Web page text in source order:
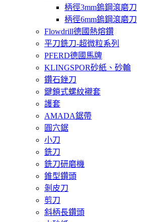
柄徑3mm鎢鋼滾磨刀
柄徑6mm鎢鋼滾磨刀
Flowdrill德國熱熔鑽
平刀銑刀-超微粒系列
PFERD德國馬牌
KLINGSPOR砂紙、砂輪
鑽石銼刀
鍵鎖式螺紋襯套
護套
AMADA鋸帶
圓穴鋸
小刀
銑刀
銑刀研磨機
錐型鑽頭
剝皮刀
剪刀
斜柄長鑽頭